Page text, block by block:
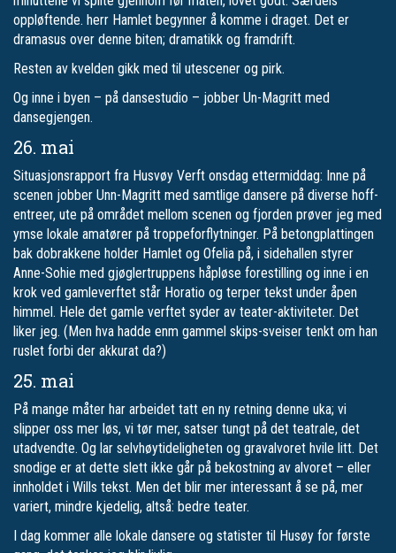
oppløftende. herr Hamlet begynner å komme i draget. Det er
dramasus over denne biten; dramatikk og framdrift.
Resten av kvelden gikk med til utescener og pirk.
Og inne i byen – på dansestudio – jobber Un-Magritt med
dansegjengen.
26. mai
Situasjonsrapport fra Husvøy Verft onsdag ettermiddag: Inne på
scenen jobber Unn-Magritt med samtlige dansere på diverse hoff-
entreer, ute på området mellom scenen og fjorden prøver jeg med
ymse lokale amatører på troppeforflytninger. På betongplattingen
bak dobrakkene holder Hamlet og Ofelia på, i sidehallen styrer
Anne-Sohie med gjøglertruppens håpløse forestilling og inne i en
krok ved gamle­verftet står Horatio og terper tekst under åpen
himmel. Hele det gamle verftet syder av teater-aktiviteter. Det
liker jeg. (Men hva hadde enm gammel skips-sveiser tenkt om han
ruslet forbi der akkurat da?)
25. mai
På mange måter har arbeidet tatt en ny retning denne uka; vi
slipper oss mer løs, vi tør mer, satser tungt på det teatrale, det
utadvendte. Og lar selvhøytideligheten og gravalvoret hvile litt. Det
snodige er at dette slett ikke går på bekostning av alvoret – eller
innholdet i Wills tekst. Men det blir mer interessant å se på, mer
variert, mindre kjedelig, altså: bedre teater.
I dag kommer alle lokale dansere og statister til Husøy for første